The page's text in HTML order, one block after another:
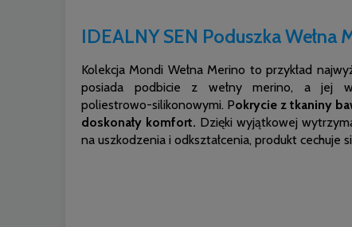
IDEALNY SEN Poduszka Wełna
Kolekcja Mondi Wełna Merino to przykład
posiada podbicie z wełny merino, a jej
poliestrowo-silikonowymi. Pokrycie z tkaniny
doskonały komfort. Dzięki wyjątkowej
na uszkodzenia i odkształcenia, produkt cechuje